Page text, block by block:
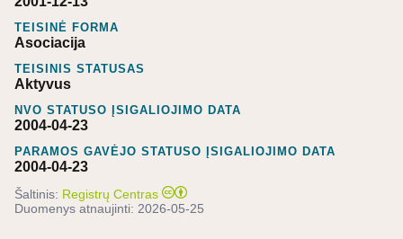
TEISINĖ FORMA
Asociacija
TEISINIS STATUSAS
Aktyvus
NVO STATUSO ĮSIGALIOJIMO DATA
2004-04-23
PARAMOS GAVĖJO STATUSO ĮSIGALIOJIMO DATA
2004-04-23
Šaltinis: Registrų Centras
Duomenys atnaujinti: 2026-05-25